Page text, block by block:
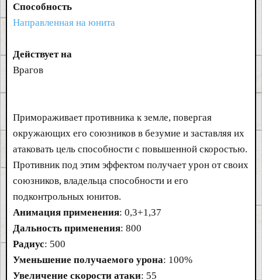
Способность
Направленная на юнита
Действует на
Врагов
Примораживает противника к земле, повергая
окружающих его союзников в безумие и заставляя их
атаковать цель способности с повышенной скоростью.
Противник под этим эффектом получает урон от своих
союзников, владельца способности и его
подконтрольных юнитов.
Анимация применения: 0,3+1,37
Дальность применения: 800
Радиус: 500
Уменьшение получаемого урона: 100%
Увеличение скорости атаки: 55